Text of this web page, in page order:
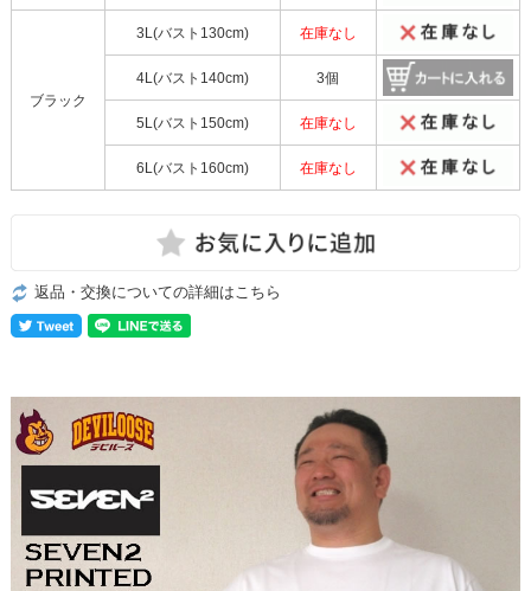
ブラック
3L(バスト130cm) 在庫なし
4L(バスト140cm) 3個
5L(バスト150cm) 在庫なし
6L(バスト160cm) 在庫なし
返品・交換についての詳細はこちら